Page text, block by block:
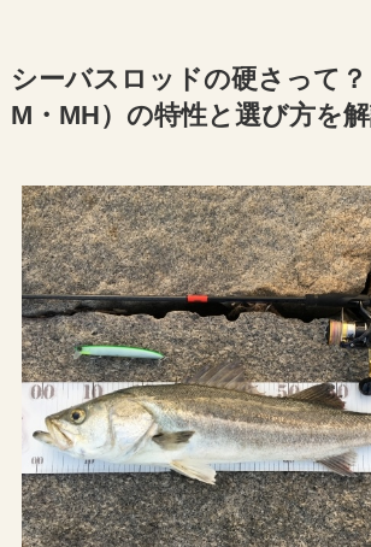
シーバスロッドの硬さって？
M・MH）の特性と選び方を